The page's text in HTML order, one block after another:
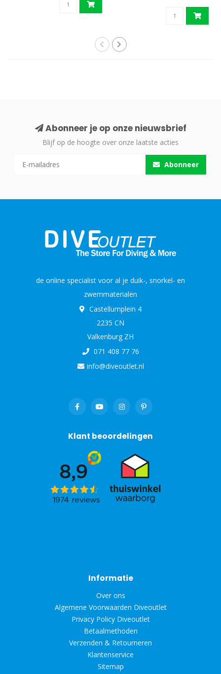
Abonneer je op onze nieuwsbrief
Blijf op de hoogte over onze laatste acties
Abonneer
de online specialist voor al je duik-, snorkel- en
zwemmaterialen
Castellumplein 4
2235 CN
Valkenburg ZH
071 408 77 76
info@diveoutlet.nl
Klant beoordelingen
Informatie
Over ons
Algemene Voorwaarden Diveoutlet
Privacy Policy Diveoutlet
Betaalmethoden
Verzenden & Retourneren
Klantenservice
Sitemap